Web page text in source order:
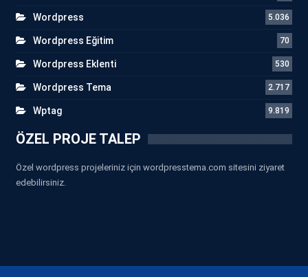
Wordpress 5.036
Wordpress Eğitim 70
Wordpress Eklenti 530
Wordpress Tema 2.717
Wptag 9.819
ÖZEL PROJE TALEP
Özel wordpress projeleriniz için wordpresstema.com sitesini ziyaret
edebilirsiniz.